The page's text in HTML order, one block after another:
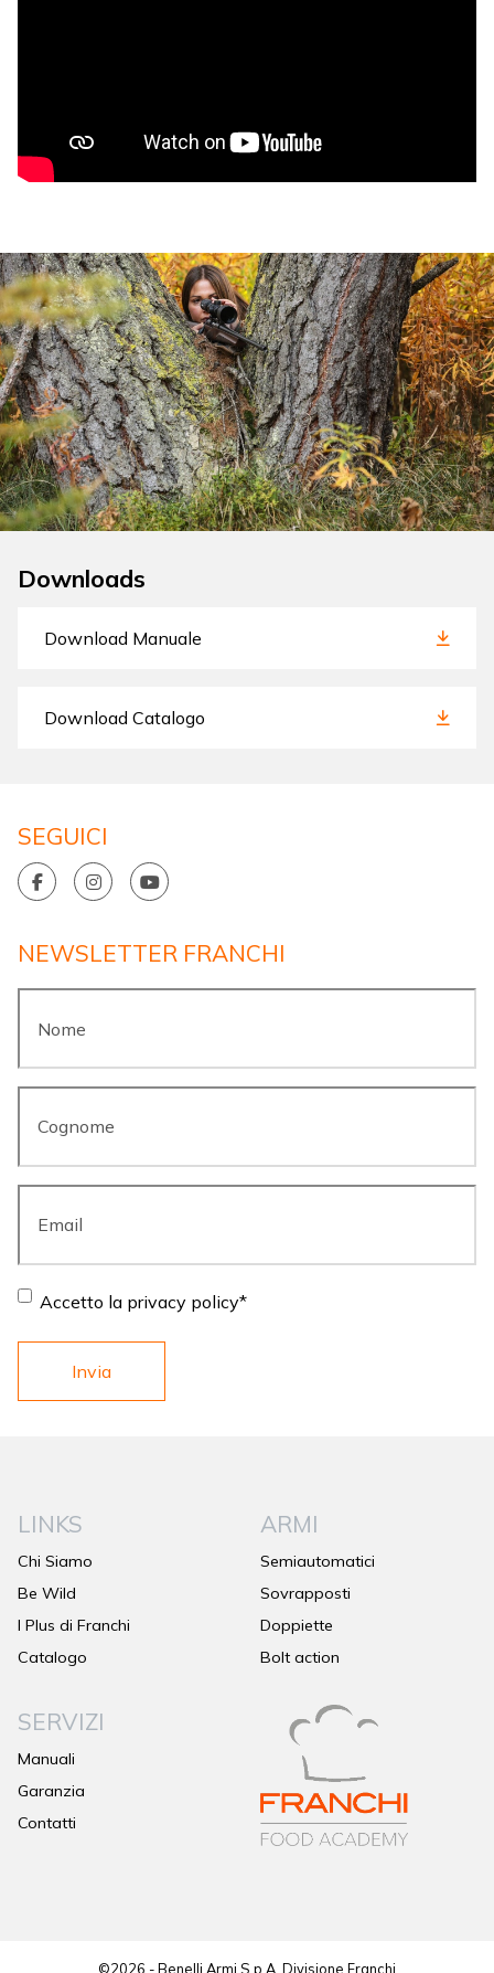
Downloads
Download Manuale
Download Catalogo
SEGUICI
NEWSLETTER FRANCHI
Consent *
Accetto la privacy policy*
LINKS
Chi Siamo
Be Wild
I Plus di Franchi
Catalogo
ARMI
Semiautomatici
Sovrapposti
Doppiette
Bolt action
SERVIZI
Manuali
Garanzia
Contatti
©2026 - Benelli Armi S.p.A. Divisione Franchi